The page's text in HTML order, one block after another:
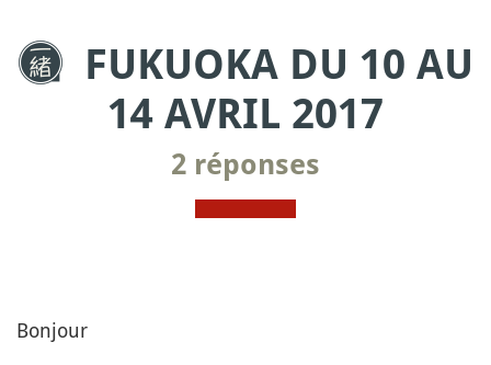
FUKUOKA DU 10 AU
14 AVRIL 2017
2 réponses
Bonjour